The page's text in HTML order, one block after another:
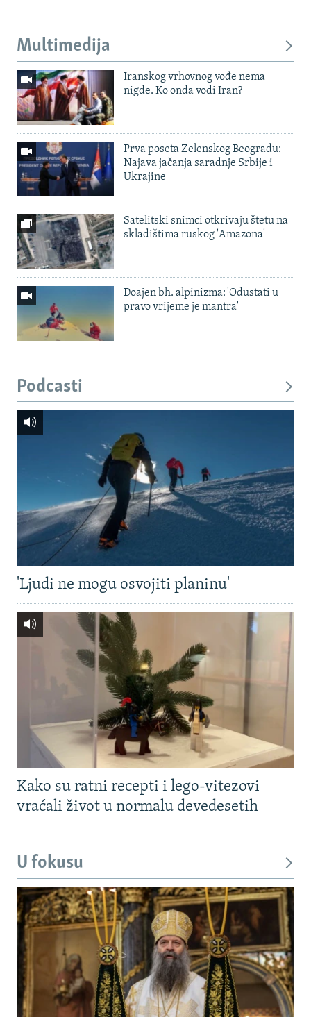
Multimedija
Iranskog vrhovnog vođe nema
nigde. Ko onda vodi Iran?
Prva poseta Zelenskog Beogradu:
Najava jačanja saradnje Srbije i
Ukrajine
Satelitski snimci otkrivaju štetu na
skladištima ruskog 'Amazona'
Doajen bh. alpinizma: 'Odustati u
pravo vrijeme je mantra'
Podcasti
'Ljudi ne mogu osvojiti planinu'
Kako su ratni recepti i lego-vitezovi
vraćali život u normalu devedesetih
U fokusu